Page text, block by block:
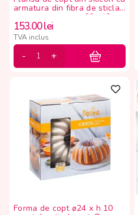
armatura din fibra de sticla
pentru macarons, 60x 40 cm
153.00lei
TVA inclus
Forma de copt ø24 x h 10